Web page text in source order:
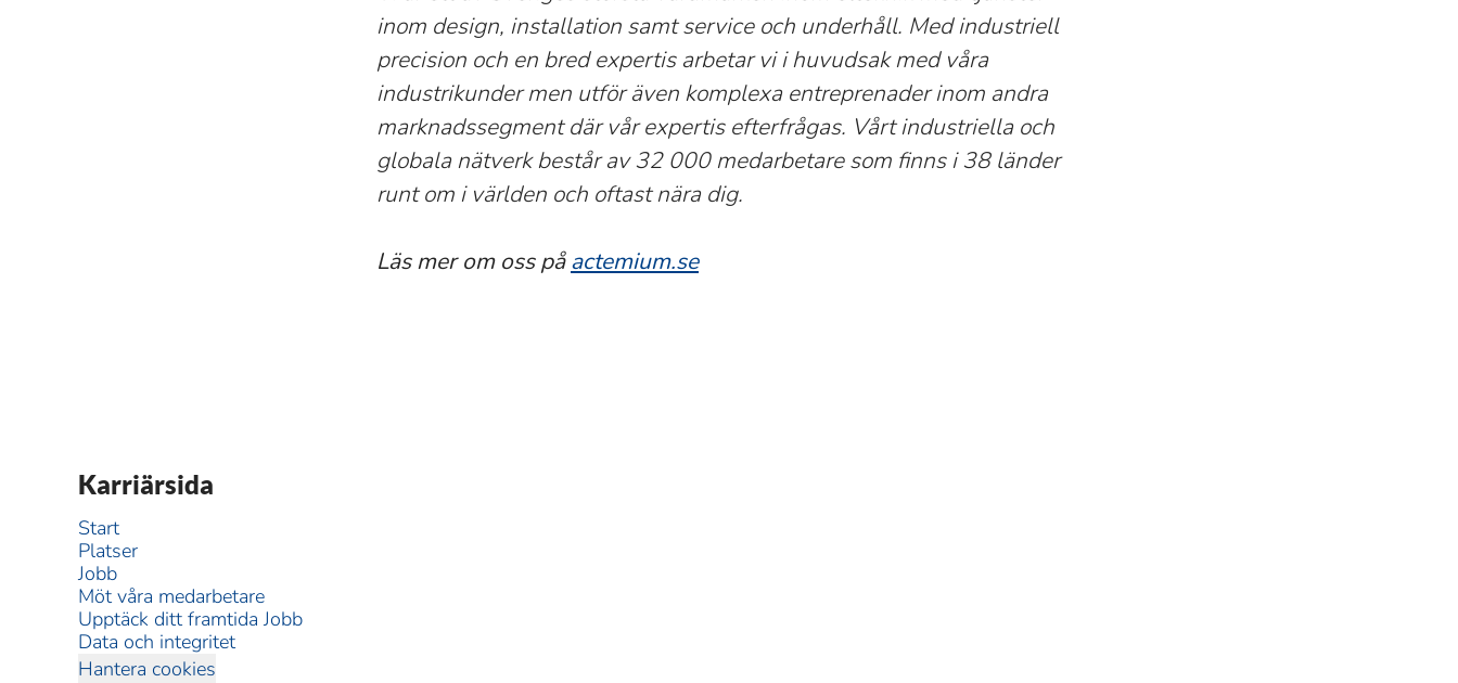
inom design, installation samt service och underhåll. Med industriell
precision och en bred expertis arbetar vi i huvudsak med våra
industrikunder men utför även komplexa entreprenader inom andra
marknadssegment där vår expertis efterfrågas. Vårt industriella och
globala nätverk består av 32 000 medarbetare som finns i 38 länder
runt om i världen och oftast nära dig.
Läs mer om oss påactemium.se
Karriärsida
Start
Platser
Jobb
Möt våra medarbetare
Upptäck ditt framtida Jobb
Data och integritet
Hantera cookies